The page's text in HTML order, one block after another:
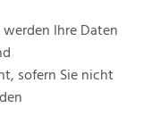
Ihre Daten
sofern Sie nicht